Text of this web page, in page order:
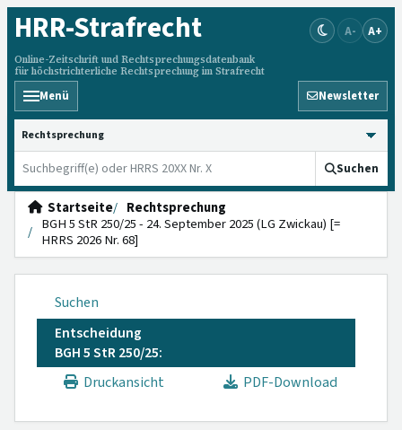
HRR-Strafrecht
Online-Zeitschrift und Rechtsprechungsdatenbank
für höchstrichterliche Rechtsprechung im Strafrecht
A- A+
Menü Newsletter
HRRS durchsuchen
Suchen
Startseite
Rechtsprechung
BGH 5 StR 250/25 - 24. September 2025 (LG Zwickau) [=
HRRS 2026 Nr. 68]
Suchen
Entscheidung
BGH 5 StR 250/25:
Druckansicht
PDF-Download